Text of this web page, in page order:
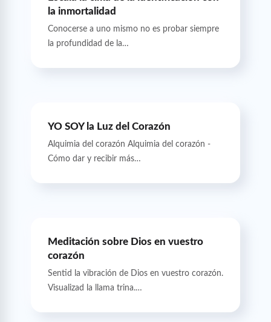
la inmortalidad
Conocerse a uno mismo no es probar siempre
la profundidad de la…
YO SOY la Luz del Corazón
Alquimia del corazón Alquimia del corazón -
Cómo dar y recibir más…
Meditación sobre Dios en vuestro
corazón
Sentid la vibración de Dios en vuestro corazón.
Visualizad la llama trina.…